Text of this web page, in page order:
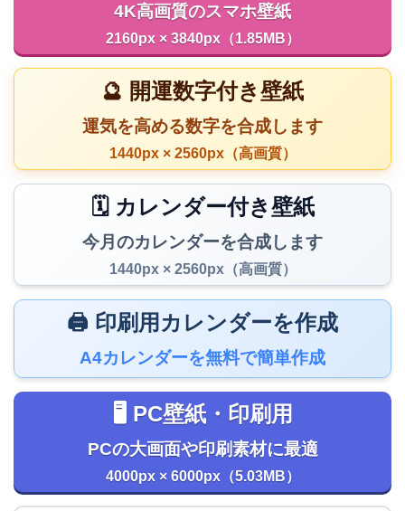
4K高画質のスマホ壁紙
2160px × 3840px（1.85MB）
🔮 開運数字付き壁紙
運気を高める数字を合成します
1440px × 2560px（高画質）
🗓️ カレンダー付き壁紙
今月のカレンダーを合成します
1440px × 2560px（高画質）
🖨️ 印刷用カレンダーを作成
A4カレンダーを無料で簡単作成
🖥️ PC壁紙・印刷用
PCの大画面や印刷素材に最適
4000px × 6000px（5.03MB）